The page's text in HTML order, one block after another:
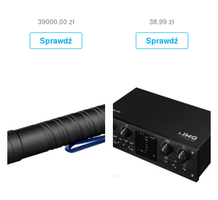
39000,00 zł
Sprawdź
38,99zł
Sprawdź